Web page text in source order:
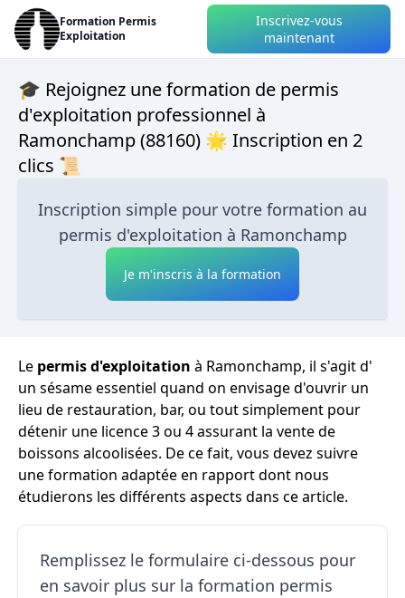
Formation Permis
Exploitation
Inscrivez-vous
maintenant
🎓 Rejoignez une formation de permis
d'exploitation professionnel à
Ramonchamp (88160) 🌟 Inscription en 2
clics 📜
Inscription simple pour votre formation au
permis d'exploitation à Ramonchamp
Je m'inscris à la formation
Le permis d'exploitation à Ramonchamp, il s'agit d'
un sésame essentiel quand on envisage d'ouvrir un
lieu de restauration, bar, ou tout simplement pour
détenir une licence 3 ou 4 assurant la vente de
boissons alcoolisées. De ce fait, vous devez suivre
une formation adaptée en rapport dont nous
étudierons les différents aspects dans ce article.
Remplissez le formulaire ci-dessous pour
en savoir plus sur la formation permis